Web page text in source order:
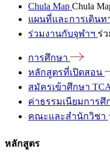
Chula Map Chula
แผนที่และการเดินท
ร่วมงานกับจุฬาฯ ร่
การศึกษา
หลักสูตรที่เปิดสอน
สมัครเข้าศึกษา
ค่าธรรมเนียมการศึ
คณะและสำนักวิชา
หลักสูตร